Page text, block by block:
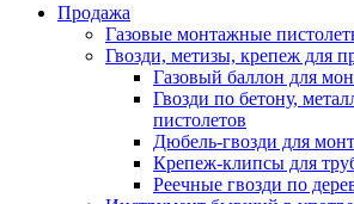
Продажа
Газовые монтажные
Гвозди, метизы, крепеж для
Газовый баллон для
Гвозди по бетону,
пистолетов
Дюбель-гвозди для
Крепеж-клипсы для
Реечные гвозди по